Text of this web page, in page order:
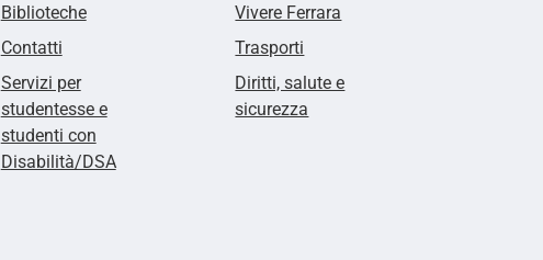
Biblioteche
Contatti
Servizi per
studentesse e
studenti con
Disabilità/DSA
Vivere Ferrara
Trasporti
Diritti, salute e
sicurezza